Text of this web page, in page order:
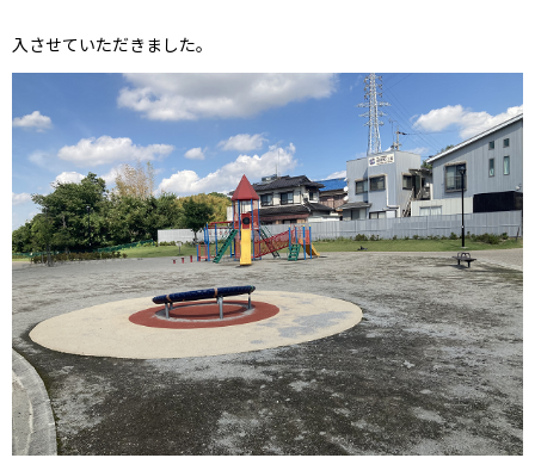
入させていただきました。